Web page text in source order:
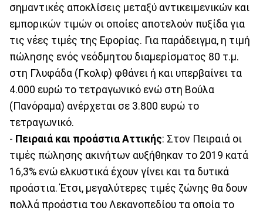
σημαντικές αποκλίσεις μεταξύ αντικειμενικών και
εμπορικών τιμών οι οποίες αποτελούν πυξίδα για
τις νέες τιμές της Εφορίας. Για παράδειγμα, η τιμή
πώλησης ενός νεόδμητου διαμερίσματος 80 τ.μ.
στη Γλυφάδα (Γκολφ) φθάνει ή και υπερβαίνει τα
4.000 ευρώ το τετραγωνικό ενώ στη Βούλα
(Πανόραμα) ανέρχεται σε 3.800 ευρώ το
τετραγωνικό.
- Πειραιά και προάστια Αττικής: Στον Πειραιά οι
τιμές πώλησης ακινήτων αυξήθηκαν το 2019 κατά
16,3% ενώ ελκυστικά έχουν γίνει και τα δυτικά
προάστια. Έτσι, μεγαλύτερες τιμές ζώνης θα δουν
πολλά προάστια του Λεκανοπεδίου τα οποία το